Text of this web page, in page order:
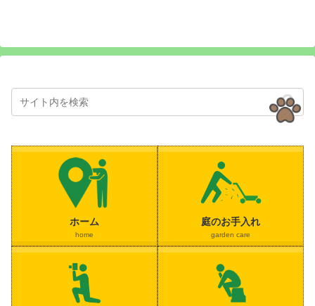
ホーム
home
庭のお手入れ
garden care